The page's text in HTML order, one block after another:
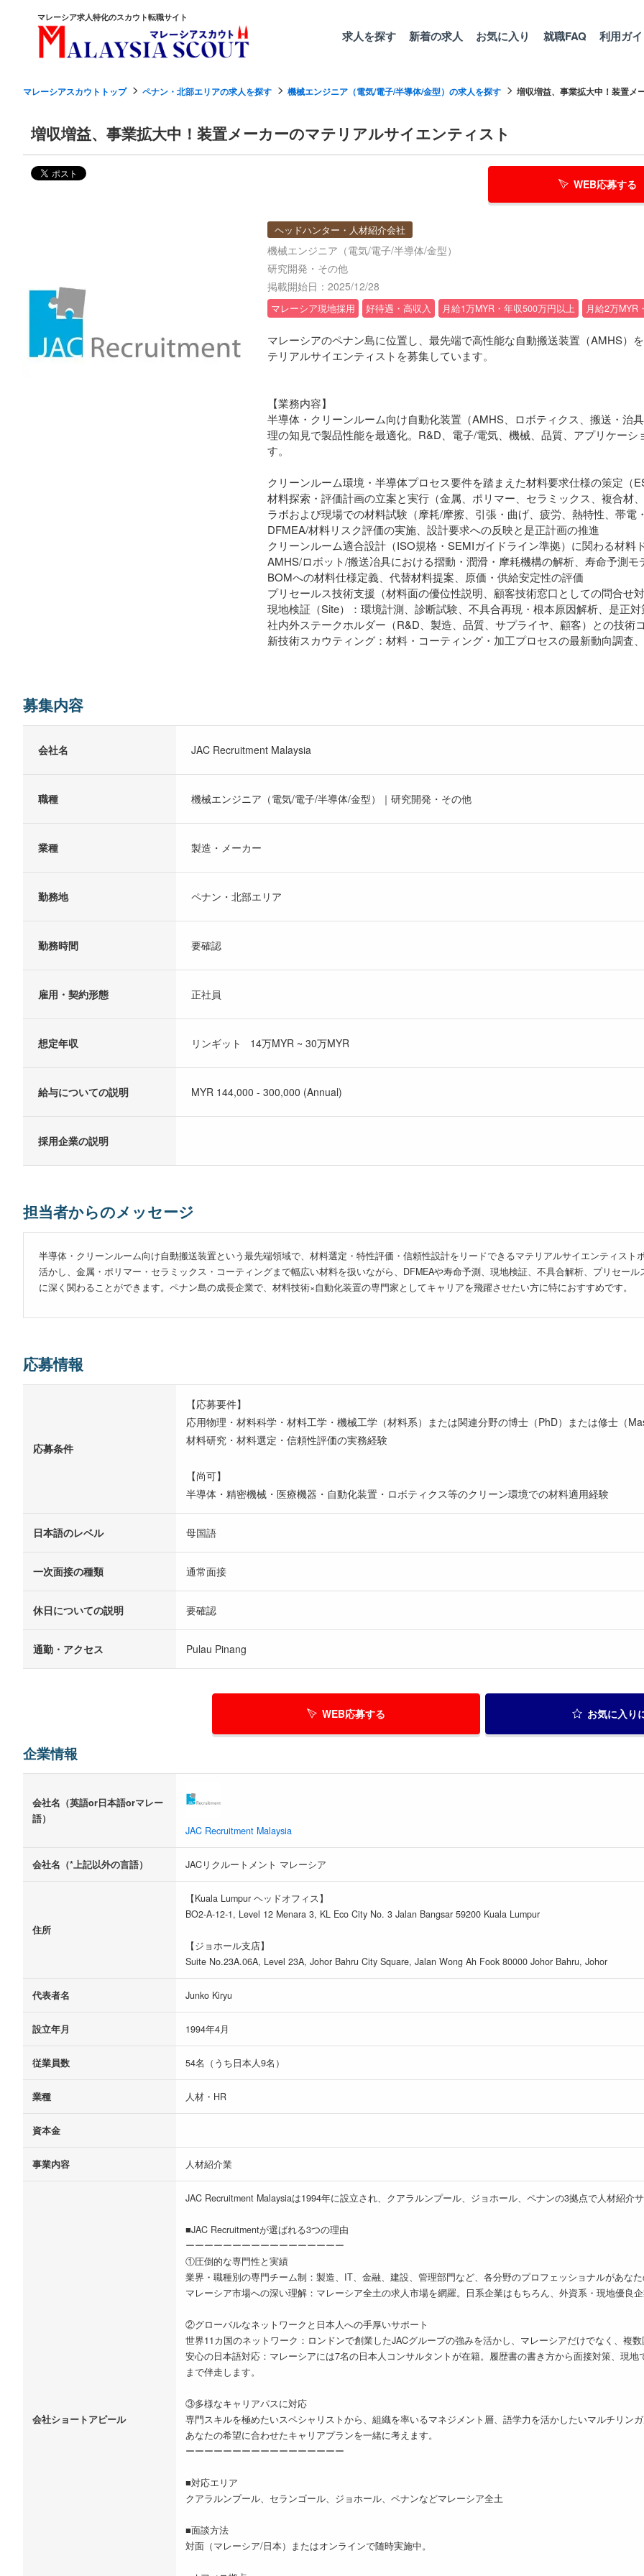
マレーシア求人特化のスカウト転職サイト
求人を探す 新着の求人 お気に入り 就職FAQ 利用ガ
マレーシアスカウトトップ ペナン・北部エリアの求人を探す 機械エンジニア（電気/電子/半導体/金型）の求人を探す 増収増益、事業拡大中！装置メ
増収増益、事業拡大中！装置メーカーのマテリアルサイエンティスト
WEB応募する
ヘッドハンター・人材紹介会社
機械エンジニア（電気/電子/半導体/金型）
研究開発・その他
掲載開始日：2025/12/28
マレーシア現地採用 好待遇・高収入 月給1万MYR・年収500万円以上 月給2万MYR
マレーシアのペナン島に位置し、最先端で高性能な自動搬送装置（AMHS）
テリアルサイエンティストを募集しています。
【業務内容】
半導体・クリーンルーム向け自動化装置（AMHS、ロボティクス、搬送・治
理の知見で製品性能を最適化。R&D、電子/電気、機械、品質、アプリケー
す。
クリーンルーム環境・半導体プロセス要件を踏まえた材料要求仕様の策定（
材料探索・評価計画の立案と実行（金属、ポリマー、セラミックス、複合材
ラボおよび現場での材料試験（摩耗/摩擦、引張・曲げ、疲労、熱特性、帯電
DFMEA/材料リスク評価の実施、設計要求への反映と是正計画の推進
クリーンルーム適合設計（ISO規格・SEMIガイドライン準拠）に関わる材料
AMHS/ロボット/搬送冶具における摺動・潤滑・摩耗機構の解析、寿命予測モ
BOMへの材料仕様定義、代替材料提案、原価・供給安定性の評価
プリセールス技術支援（材料面の優位性説明、顧客技術窓口としての問合せ
現地検証（Site）：環境計測、診断試験、不具合再現・根本原因解析、是正
社内外ステークホルダー（R&D、製造、品質、サプライヤ、顧客）との技術
新技術スカウティング：材料・コーティング・加工プロセスの最新動向調査
募集内容
会社名 JAC Recruitment Malaysia
職種 機械エンジニア（電気/電子/半導体/金型）｜研究開発・その他
業種 製造・メーカー
勤務地 ペナン・北部エリア
勤務時間 要確認
雇用・契約形態 正社員
想定年収 リンギット 14万MYR ~ 30万MYR
給与についての説明 MYR 144,000 - 300,000 (Annual)
採用企業の説明
担当者からのメッセージ
半導体・クリーンルーム向け自動搬送装置という最先端領域で、材料選定・特性評価・信頼性設計をリードできるマテリアルサイエンティス
活かし、金属・ポリマー・セラミックス・コーティングまで幅広い材料を扱いながら、DFMEAや寿命予測、現地検証、不具合解析、プリセー
に深く関わることができます。ペナン島の成長企業で、材料技術×自動化装置の専門家としてキャリアを飛躍させたい方に特におすすめです。
応募情報
応募条件
【応募要件】
応用物理・材料科学・材料工学・機械工学（材料系）または関連分野の博士（PhD）または修士（
材料研究・材料選定・信頼性評価の実務経験
【尚可】
半導体・精密機械・医療機器・自動化装置・ロボティクス等のクリーン環境での材料適用経験
日本語のレベル 母国語
一次面接の種類 通常面接
休日についての説明 要確認
通勤・アクセス Pulau Pinang
WEB応募する お気に入り
企業情報
会社名（英語or日本語orマレー
語）
JAC Recruitment Malaysia
会社名（*上記以外の言語） JACリクルートメント マレーシア
住所
【Kuala Lumpur ヘッドオフィス】
BO2-A-12-1, Level 12 Menara 3, KL Eco City No. 3 Jalan Bangsar 59200 Kuala Lumpur
【ジョホール支店】
Suite No.23A.06A, Level 23A, Johor Bahru City Square, Jalan Wong Ah Fook 80000 Johor Bahru, Johor
代表者名 Junko Kiryu
設立年月 1994年4月
従業員数 54名（うち日本人9名）
業種 人材・HR
資本金
事業内容 人材紹介業
会社ショートアピール
JAC Recruitment Malaysiaは1994年に設立され、クアラルンプール、ジョホール、ペナンの3拠点で人材紹介
■JAC Recruitmentが選ばれる3つの理由
ーーーーーーーーーーーーーーーーー
①圧倒的な専門性と実績
業界・職種別の専門チーム制：製造、IT、金融、建設、管理部門など、各分野のプロフェッショナルがあな
マレーシア市場への深い理解：マレーシア全土の求人市場を網羅。日系企業はもちろん、外資系・現地優良
②グローバルなネットワークと日本人への手厚いサポート
世界11カ国のネットワーク：ロンドンで創業したJACグループの強みを活かし、マレーシアだけでなく、複
安心の日本語対応：マレーシアには7名の日本人コンサルタントが在籍。履歴書の書き方から面接対策、現
まで伴走します。
③多様なキャリアパスに対応
専門スキルを極めたいスペシャリストから、組織を率いるマネジメント層、語学力を活かしたいマルチリン
あなたの希望に合わせたキャリアプランを一緒に考えます。
ーーーーーーーーーーーーーーーーー
■対応エリア
クアラルンプール、セランゴール、ジョホール、ペナンなどマレーシア全土
■面談方法
対面（マレーシア/日本）またはオンラインで随時実施中。